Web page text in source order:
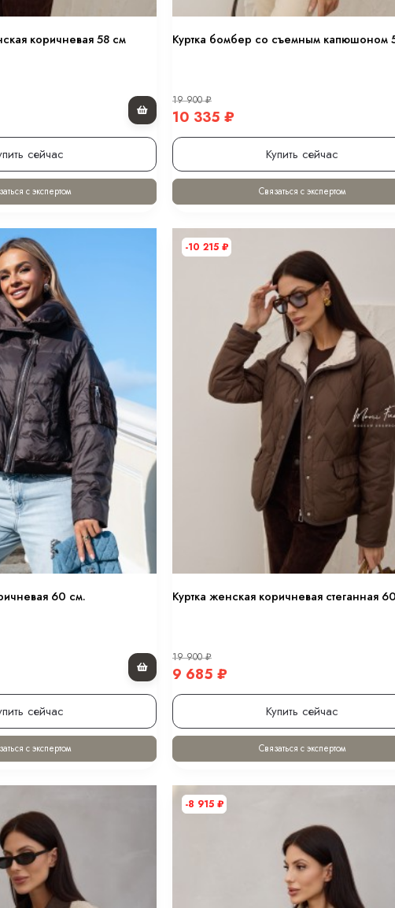
коричневая 58 см
сейчас
с экспертом
Куртка бомбер со съемным капюшоном
19 900₽
10 335₽
Купить сейчас
Связаться с экспертом
60 см.
сейчас
с экспертом
-10 215₽
Куртка женская коричневая стеганная
19 900₽
9 685₽
Купить сейчас
Связаться с экспертом
-8 915₽
см.
оттенке “хакки” 80 см.
оттенке “черный” 80 см.
70 см.